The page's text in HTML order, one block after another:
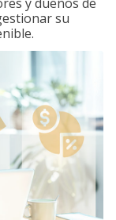
su